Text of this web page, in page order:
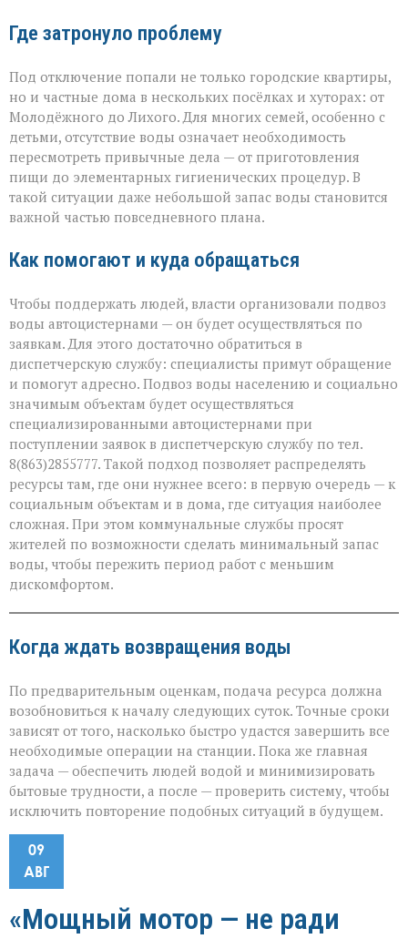
Где затронуло проблему
Под отключение попали не только городские квартиры,
но и частные дома в нескольких посёлках и хуторах: от
Молодёжного до Лихого. Для многих семей, особенно с
детьми, отсутствие воды означает необходимость
пересмотреть привычные дела — от приготовления
пищи до элементарных гигиенических процедур. В
такой ситуации даже небольшой запас воды становится
важной частью повседневного плана.
Как помогают и куда обращаться
Чтобы поддержать людей, власти организовали подвоз
воды автоцистернами — он будет осуществляться по
заявкам. Для этого достаточно обратиться в
диспетчерскую службу: специалисты примут обращение
и помогут адресно. Подвоз воды населению и социально
значимым объектам будет осуществляться
специализированными автоцистернами при
поступлении заявок в диспетчерскую службу по тел.
8(863)2855777. Такой подход позволяет распределять
ресурсы там, где они нужнее всего: в первую очередь — к
социальным объектам и в дома, где ситуация наиболее
сложная. При этом коммунальные службы просят
жителей по возможности сделать минимальный запас
воды, чтобы пережить период работ с меньшим
дискомфортом.
Когда ждать возвращения воды
По предварительным оценкам, подача ресурса должна
возобновиться к началу следующих суток. Точные сроки
зависят от того, насколько быстро удастся завершить все
необходимые операции на станции. Пока же главная
задача — обеспечить людей водой и минимизировать
бытовые трудности, а после — проверить систему, чтобы
исключить повторение подобных ситуаций в будущем.
09
АВГ
«Мощный мотор — не ради